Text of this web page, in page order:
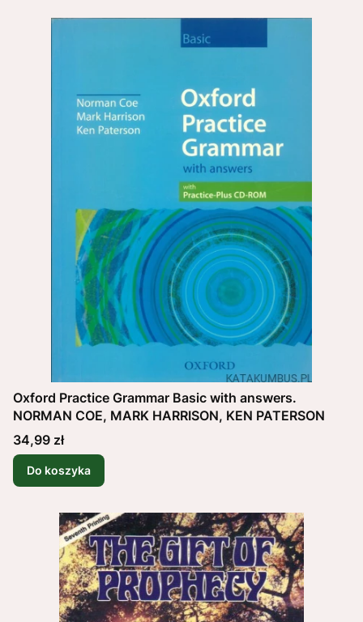
Oxford Practice Grammar Basic with answers.
NORMAN COE, MARK HARRISON, KEN PATERSON
Cena
34,99 zł
Do koszyka